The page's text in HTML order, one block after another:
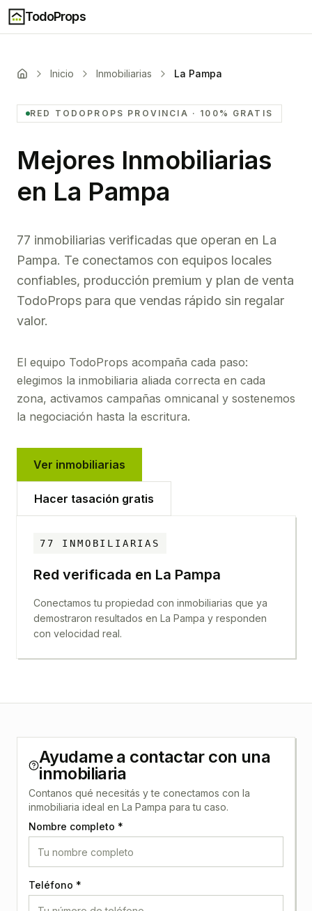
TodoProps
Inicio Inmobiliarias La Pampa
RED TODOPROPS PROVINCIA · 100% GRATIS
Mejores Inmobiliarias
en La Pampa
77 inmobiliarias verificadas que operan en La
Pampa. Te conectamos con equipos locales
confiables, producción premium y plan de venta
TodoProps para que vendas rápido sin regalar
valor.
El equipo TodoProps acompaña cada paso:
elegimos la inmobiliaria aliada correcta en cada
zona, activamos campañas omnicanal y sostenemos
la negociación hasta la escritura.
Ver inmobiliarias
Hacer tasación gratis
77 INMOBILIARIAS
Red verificada en La Pampa
Conectamos tu propiedad con inmobiliarias que ya
demostraron resultados en La Pampa y responden
con velocidad real.
Ayudame a contactar con una
inmobiliaria
Contanos qué necesitás y te conectamos con la
inmobiliaria ideal en La Pampa para tu caso.
Nombre completo *
Teléfono *